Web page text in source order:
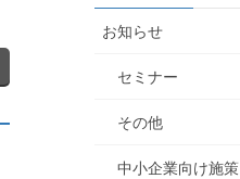
お知らせ
セミナー
その他
中小企業向け施策